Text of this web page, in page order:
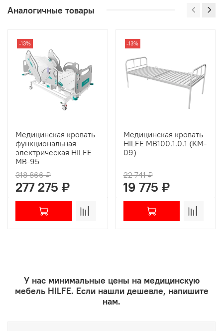
Аналогичные товары
-13%
Медицинская кровать
функциональная
электрическая HILFE
МВ-95
318 866 ₽
277 275 ₽
-13%
Медицинская кровать
HILFE MB100.1.0.1 (KM-
09)
22 741 ₽
19 775 ₽
У нас минимальные цены на медицинскую
мебель HILFE. Если нашли дешевле, напишите
нам.